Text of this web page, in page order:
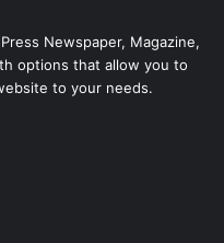
Newspaper, Magazine,
options that allow you to
to your needs.